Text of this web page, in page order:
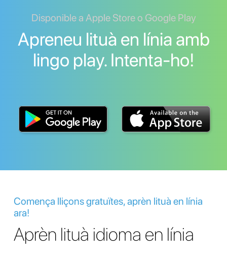
Disponible a Apple Store o Google Play
Apreneu lituà en línia amb
lingo play. Intenta-ho!
Comença lliçons gratuïtes, aprèn lituà en línia
ara!
Aprèn lituà idioma en línia